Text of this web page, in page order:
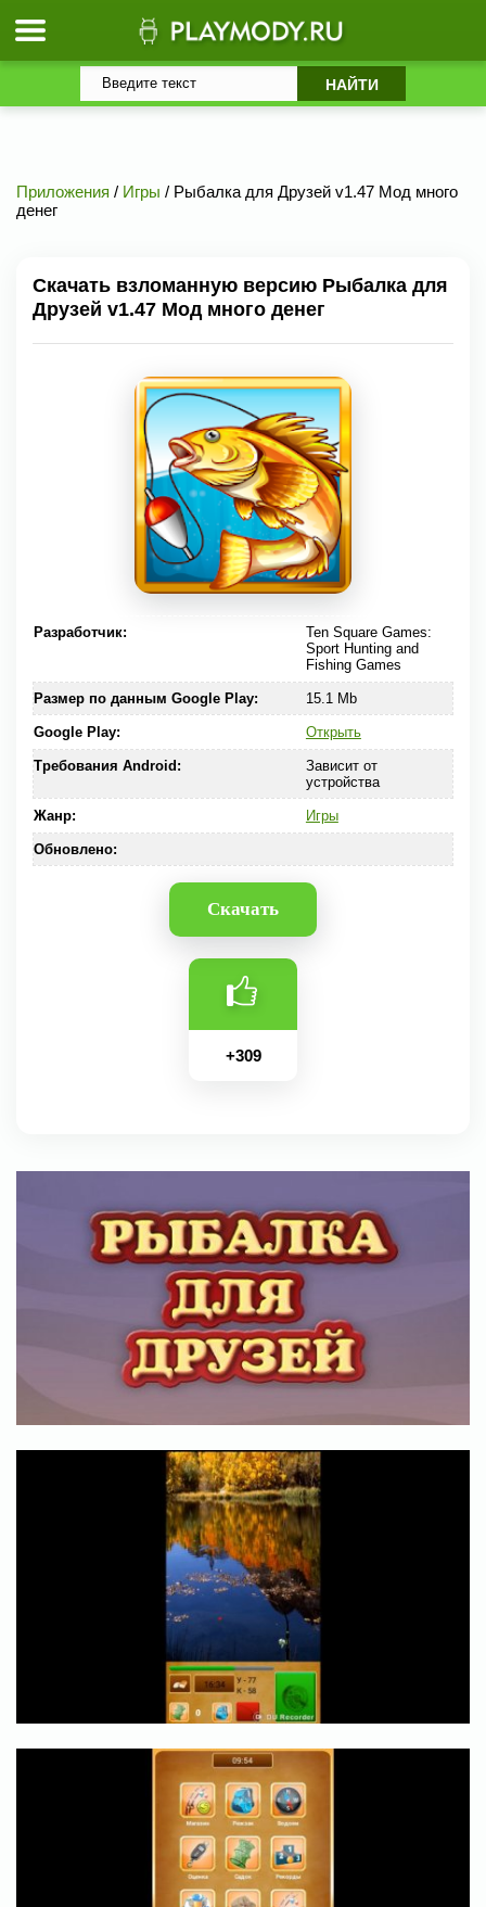
Приложения / Игры / Рыбалка для Друзей v1.47 Мод много
денег
Скачать взломанную версию Рыбалка для
Друзей v1.47 Мод много денег
Разработчик:
Ten Square Games:
Sport Hunting and
Fishing Games
Размер по данным Google Play: 15.1 Mb
Google Play: Открыть
Требования Android:
Зависит от
устройства
Жанр: Игры
Обновлено:
Скачать
+309